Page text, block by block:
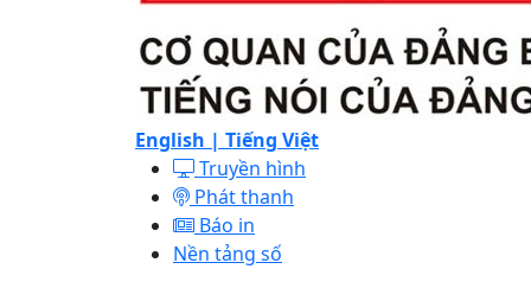
English | Tiếng Việt
Truyền hình
Phát thanh
Báo in
Nền tảng số